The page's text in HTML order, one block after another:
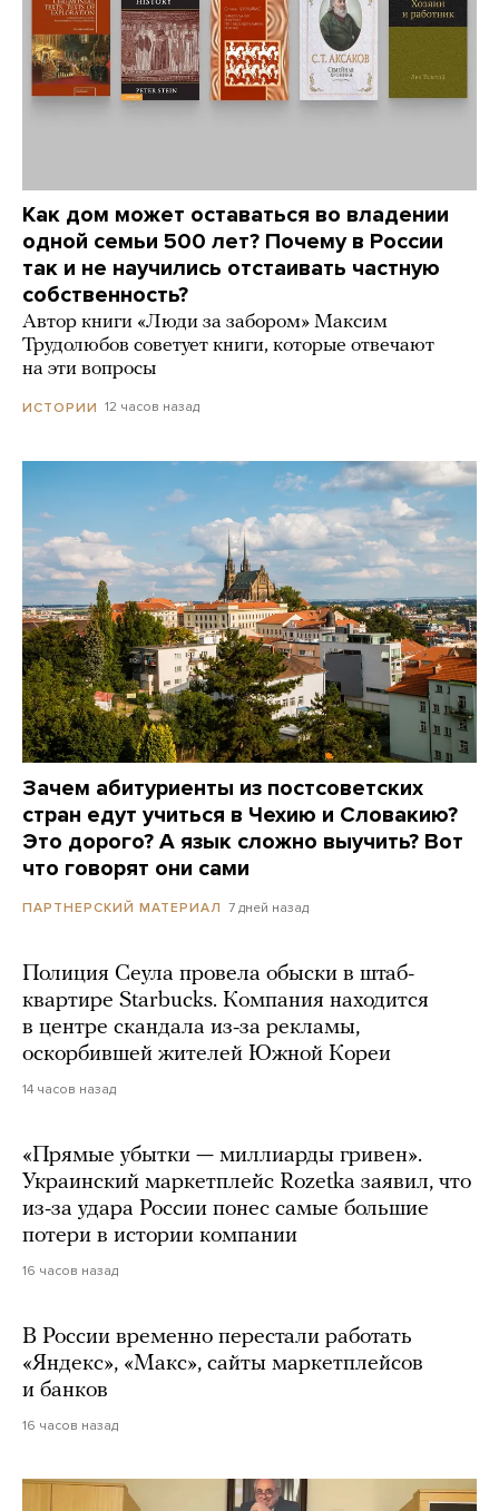
Как дом может оставаться во владении
одной семьи 500 лет? Почему в России
так и не научились отстаивать частную
собственность?
Автор книги «Люди за забором» Максим
Трудолюбов советует книги, которые отвечают
на эти вопросы
ИСТОРИИ 12 часов назад
Зачем абитуриенты из постсоветских
стран едут учиться в Чехию и Словакию?
Это дорого? А язык сложно выучить? Вот
что говорят они сами
ПАРТНЕРСКИЙ МАТЕРИАЛ 7 дней назад
Полиция Сеула провела обыски в штаб-
квартире Starbucks. Компания находится
в центре скандала из-за рекламы,
оскорбившей жителей Южной Кореи
14 часов назад
«Прямые убытки — миллиарды гривен».
Украинский маркетплейс Rozetka заявил, что
из-за удара России понес самые большие
потери в истории компании
16 часов назад
В России временно перестали работать
«Яндекс», «Макс», сайты маркетплейсов
и банков
16 часов назад